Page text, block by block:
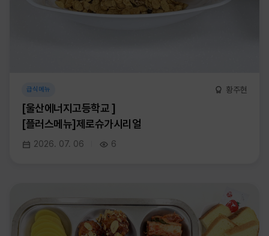
급식메뉴 황주현
[울산에너지고등학교 ]
[플러스메뉴]제로슈가시리얼
2026. 07. 06 6